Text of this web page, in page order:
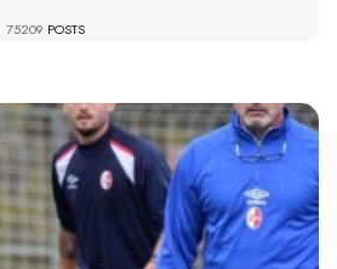
75209 POSTS